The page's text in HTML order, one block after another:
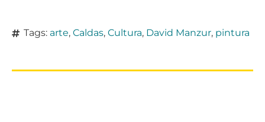
Tags: arte, Caldas, Cultura, David Manzur, pintura